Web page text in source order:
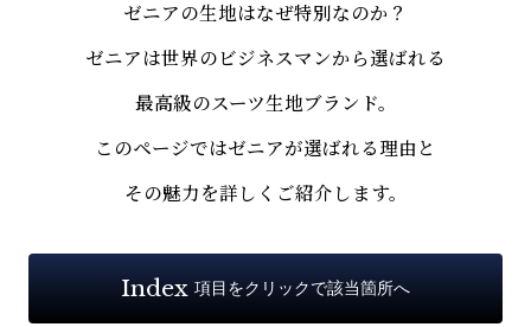
ゼニアの生地はなぜ特別なのか？
ゼニアは世界のビジネスマンから選ばれる
最高級のスーツ生地ブランド。
このページではゼニアが選ばれる理由と
その魅力を詳しくご紹介します。
Index 項目をクリックで該当箇所へ